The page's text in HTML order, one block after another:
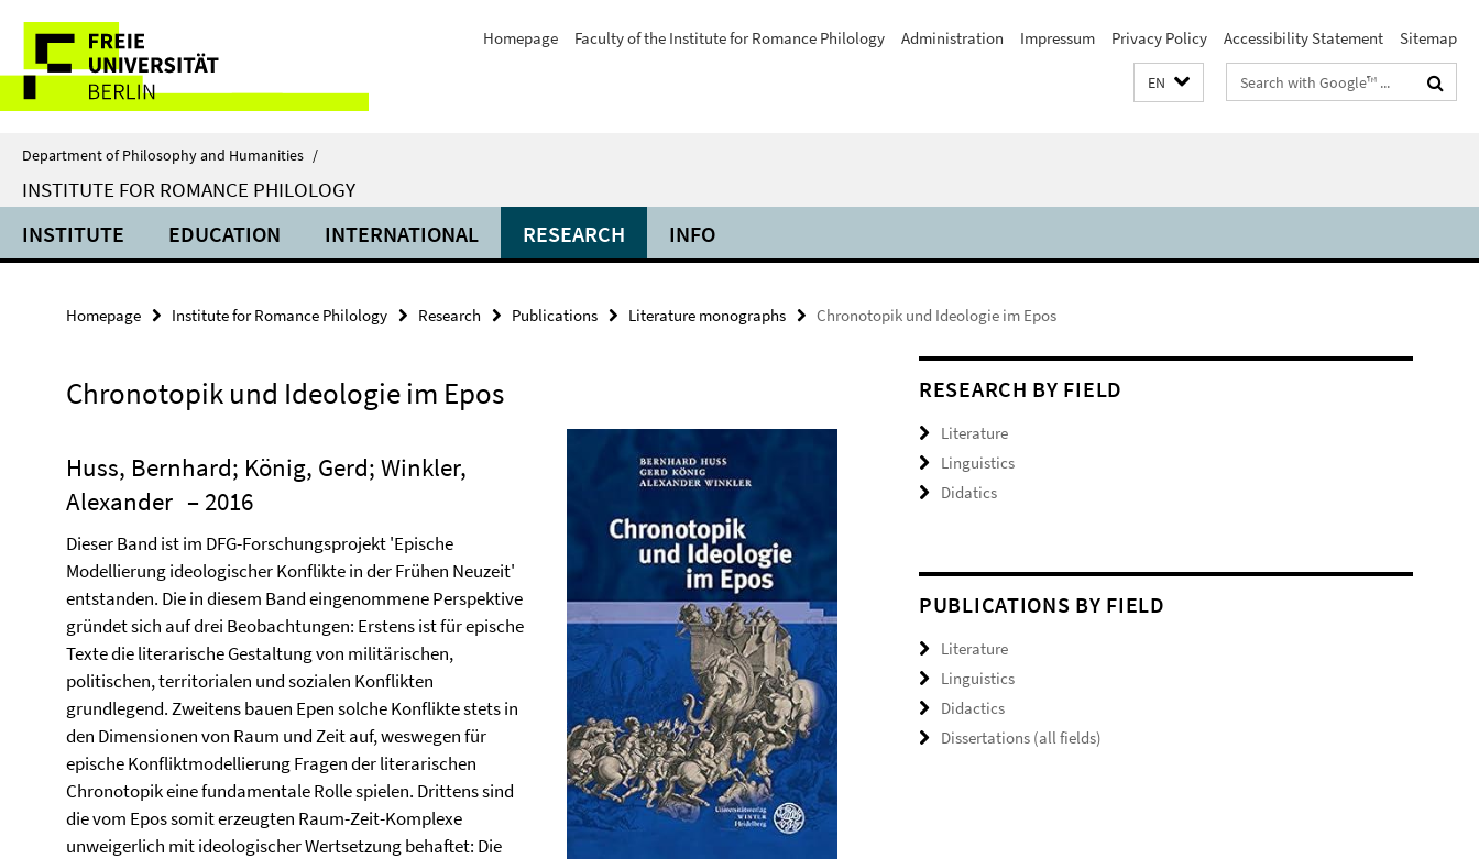
direkt
Inhalt
Service
Navigation
Homepage Faculty of the Institute for Romance Philology Administration Impressum Privacy Policy Accessibility Statement Sitemap
EN
Search
terms
Department of Philosophy and Humanities /
INSTITUTE FOR ROMANCE PHILOLOGY
INSTITUTE EDUCATION INTERNATIONAL RESEARCH INFO
Homepage Institute for Romance Philology Research Publications Literature monographs Chronotopik und Ideologie im Epos
Chronotopik und Ideologie im Epos
Huss, Bernhard; König, Gerd; Winkler,
Alexander – 2016
Dieser Band ist im DFG-Forschungsprojekt 'Epische
Modellierung ideologischer Konflikte in der Frühen Neuzeit'
entstanden. Die in diesem Band eingenommene Perspektive
gründet sich auf drei Beobachtungen: Erstens ist für epische
Texte die literarische Gestaltung von militärischen,
politischen, territorialen und sozialen Konflikten
grundlegend. Zweitens bauen Epen solche Konflikte stets in
den Dimensionen von Raum und Zeit auf, weswegen für
epische Konfliktmodellierung Fragen der literarischen
Chronotopik eine fundamentale Rolle spielen. Drittens sind
die vom Epos somit erzeugten Raum-Zeit-Komplexe
unweigerlich mit ideologischer Wertsetzung behaftet: Die
RESEARCH BY FIELD
Literature
Linguistics
Didatics
PUBLICATIONS BY FIELD
Literature
Linguistics
Didactics
Dissertations (all fields)